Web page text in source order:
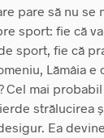
pare să nu se
sport: fie că
sport, fie că
Lămâia
mai probabil
strălucirea
Ea